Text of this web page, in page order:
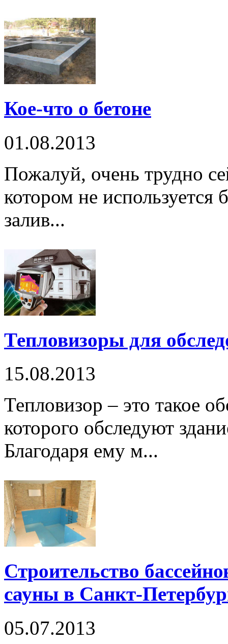
Кое-что о бетоне
01.08.2013
Пожалуй, очень трудно
котором не используется
залив...
Тепловизоры для
15.08.2013
Тепловизор – это такое
которого обследуют
Благодаря ему м...
Строительство
сауны в Санкт-
05.07.2013